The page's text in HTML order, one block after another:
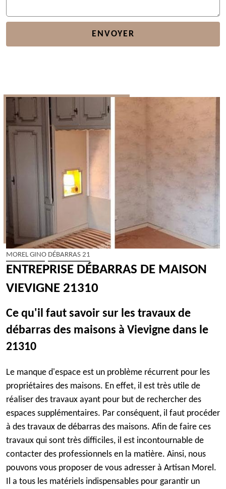
MOREL GINO DÉBARRAS 21
ENTREPRISE DÉBARRAS DE MAISON
VIEVIGNE 21310
Ce qu'il faut savoir sur les travaux de
débarras des maisons à Vievigne dans le
21310
Le manque d'espace est un problème récurrent pour les
propriétaires des maisons. En effet, il est très utile de
réaliser des travaux ayant pour but de rechercher des
espaces supplémentaires. Par conséquent, il faut procéder
à des travaux de débarras des maisons. Afin de faire ces
travaux qui sont très difficiles, il est incontournable de
contacter des professionnels en la matière. Ainsi, nous
pouvons vous proposer de vous adresser à Artisan Morel.
Il a tous les matériels indispensables pour garantir un